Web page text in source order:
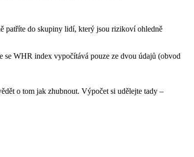
patříte do skupiny lidí, který jsou rizikoví ohledně
se WHR index vypočítává pouze ze dvou údajů (obvod
o tom jak zhubnout. Výpočet si udělejte tady –